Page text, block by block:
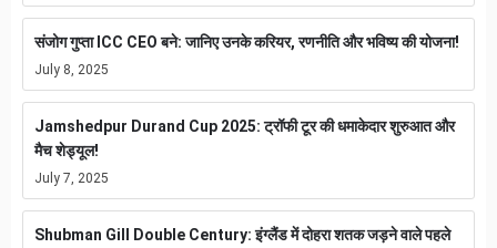
संजोग गुप्ता ICC CEO बने: जानिए उनके करियर, रणनीति और भविष्य की योजना!
July 8, 2025
Jamshedpur Durand Cup 2025: ट्रॉफी टूर की धमाकेदार शुरुआत और
मैच शेड्यूल!
July 7, 2025
Shubman Gill Double Century: इंग्लैंड में दोहरा शतक जड़ने वाले पहले